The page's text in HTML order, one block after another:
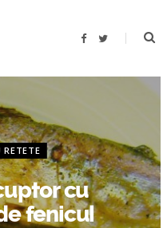
F
b
T
t
RETETE
cu
fenicul